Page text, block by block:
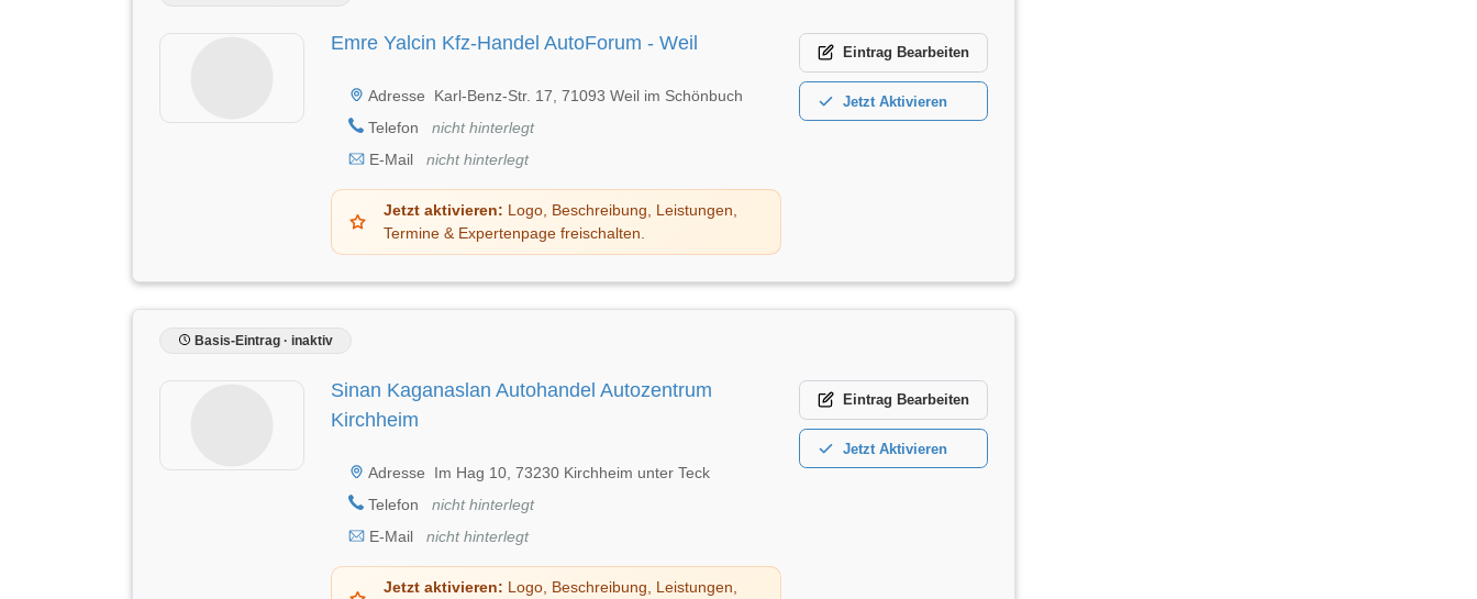
Emre Yalcin Kfz-Handel AutoForum - Weil
Adresse
Karl-Benz-Str. 17, 71093 Weil im Schönbuch
Telefon
nicht hinterlegt
E-Mail
nicht hinterlegt
Jetzt aktivieren: Logo, Beschreibung, Leistungen,
Termine & Expertenpage freischalten.
Eintrag Bearbeiten
Jetzt Aktivieren
Basis-Eintrag · inaktiv
Sinan Kaganaslan Autohandel Autozentrum
Kirchheim
Adresse
Im Hag 10, 73230 Kirchheim unter Teck
Telefon
nicht hinterlegt
E-Mail
nicht hinterlegt
Jetzt aktivieren: Logo, Beschreibung, Leistungen,
Eintrag Bearbeiten
Jetzt Aktivieren